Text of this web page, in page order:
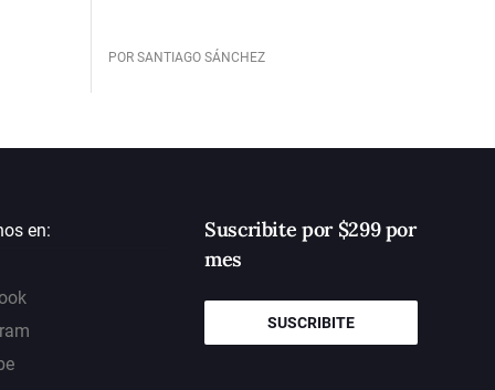
POR SANTIAGO SÁNCHEZ
en:
Suscribite por $299 por
mes
SUSCRIBITE